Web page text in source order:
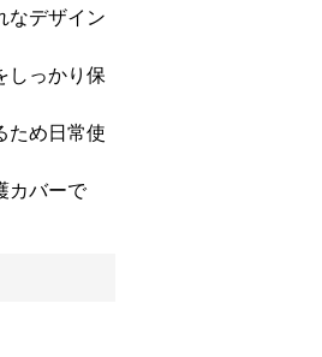
なデザイン
しっかり保
ため日常使
カバーで